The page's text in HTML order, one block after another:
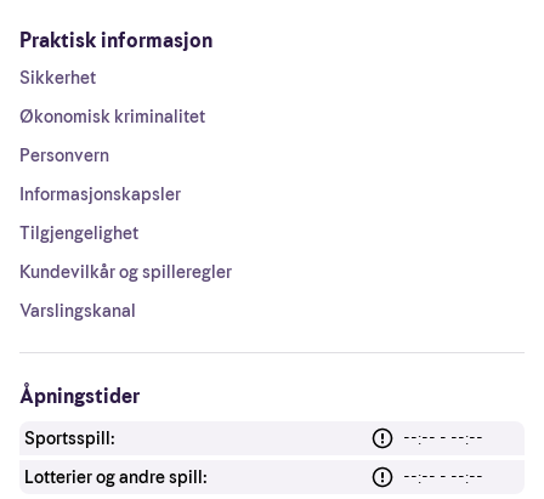
Praktisk informasjon
Sikkerhet
Økonomisk kriminalitet
Personvern
Informasjonskapsler
Tilgjengelighet
Kundevilkår og spilleregler
Varslingskanal
Åpningstider
Sportsspill:
--:-- - --:--
Lotterier og andre spill:
--:-- - --:--